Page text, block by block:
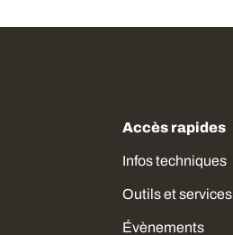
Accès rapides
Infos techniques
Outils et services
Évènements